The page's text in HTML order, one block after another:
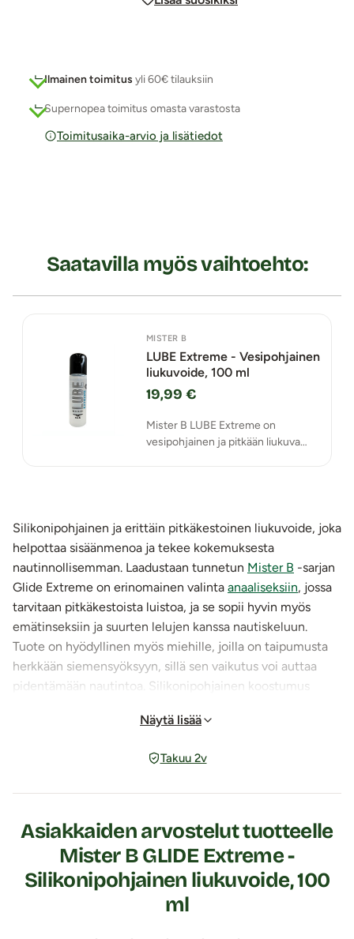
Ilmainen toimitus yli 60€ tilauksiin
Supernopea toimitus omasta varastosta
Toimitusaika-arvio ja lisätiedot
Saatavilla myös vaihtoehto:
MISTER B
LUBE Extreme - Vesipohjainen
liukuvoide, 100 ml
19,99 €
Mister B LUBE Extreme on
vesipohjainen ja pitkään liukuva
Silikonipohjainen ja erittäin pitkäkestoinen liukuvoide, joka
helpottaa sisäänmenoa ja tekee kokemuksesta
nautinnollisemman. Laadustaan tunnetun Mister B -sarjan
Glide Extreme on erinomainen valinta anaaliseksiin, jossa
tarvitaan pitkäkestoista luistoa, ja se sopii hyvin myös
emätinseksiin ja suurten lelujen kanssa nautiskeluun.
Tuote on hyödyllinen myös miehille, joilla on taipumusta
herkkään siemensyöksyyn, sillä sen vaikutus voi auttaa
pidentämään nautintoa. Silikonipohjainen koostumus
sillä se ei huuhtoudu pois yhtä helposti kuin vesipohjainen
puuduttavaa Laureth-9 -ainesosaa , joka tekee
sisäänmenosta helpompaa ja mukavampaa erityisesti
anaalikäytössä tai suurten lelujen kanssa. Se vähentää
epämukavuutta liikaa turruttamatta, joten tunnet edelleen
mitä tapahtuu ja voit nauttia täyteläisestä tunteesta.
Näytä lisää
Takuu 2v
Asiakkaiden arvostelut tuotteelle
Mister B GLIDE Extreme -
Silikonipohjainen liukuvoide, 100
ml